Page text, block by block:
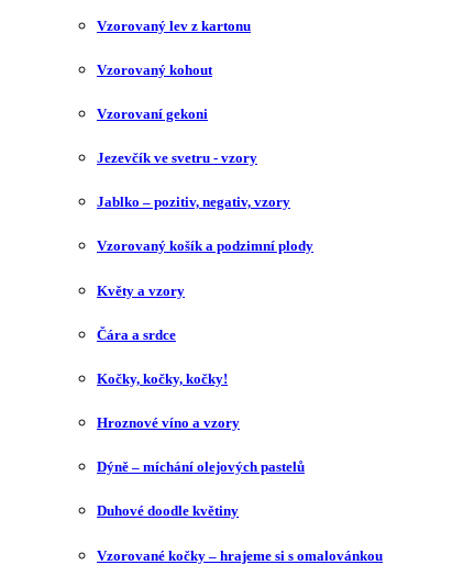
Vzorovaný lev z kartonu
Vzorovaný kohout
Vzorovaní gekoni
Jezevčík ve svetru - vzory
Jablko – pozitiv, negativ, vzory
Vzorovaný košík a podzimní plody
Květy a vzory
Čára a srdce
Kočky, kočky, kočky!
Hroznové víno a vzory
Dýně – míchání olejových pastelů
Duhové doodle květiny
Vzorované kočky – hrajeme si s omalovánkou